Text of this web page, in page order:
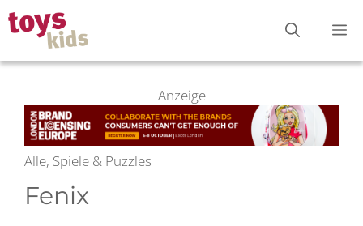
Zum
Inhalt
springen
Anzeige
Alle, Spiele & Puzzles
Fenix